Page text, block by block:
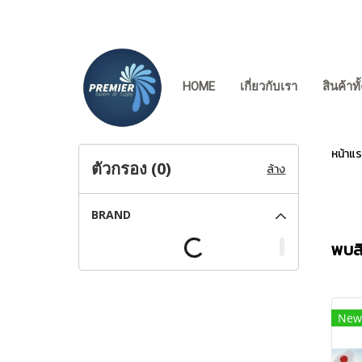
HOME เกี่ยวกับเรา สินค้า
หน้าแ
พบ
New
ตัวกรอง (0) ล้าง
BRAND